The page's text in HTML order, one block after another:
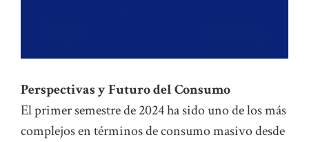
Perspectivas y Futuro del Consumo
El primer semestre de 2024 ha sido uno de los más
complejos en términos de consumo masivo desde